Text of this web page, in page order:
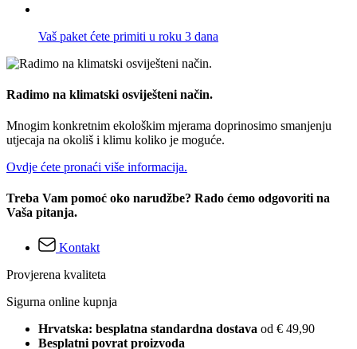
Vaš paket ćete primiti u roku 3 dana
Radimo na klimatski osviješteni način.
Mnogim konkretnim ekološkim mjerama doprinosimo smanjenju
utjecaja na okoliš i klimu koliko je moguće.
Ovdje ćete pronaći više informacija.
Treba Vam pomoć oko narudžbe? Rado ćemo odgovoriti na
Vaša pitanja.
Kontakt
Provjerena kvaliteta
Sigurna online kupnja
Hrvatska: besplatna standardna dostava od € 49,90
Besplatni povrat proizvoda